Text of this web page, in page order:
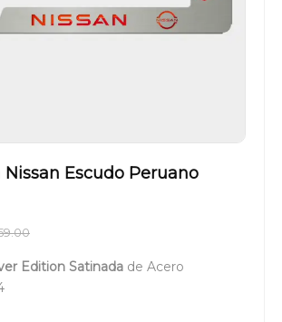
Escudo Peruano
Edition Satinada de Acero